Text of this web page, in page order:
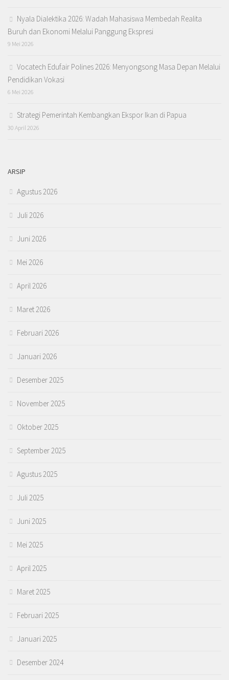
Nyala Dialektika 2026: Wadah Mahasiswa Membedah Realita
Buruh dan Ekonomi Melalui Panggung Ekspresi
9 Mei 2026
Vocatech Edufair Polines 2026: Menyongsong Masa Depan Melalui
Pendidikan Vokasi
6 Mei 2026
Strategi Pemerintah Kembangkan Ekspor Ikan di Papua
30 April 2026
ARSIP
Agustus 2026
Juli 2026
Juni 2026
Mei 2026
April 2026
Maret 2026
Februari 2026
Januari 2026
Desember 2025
November 2025
Oktober 2025
September 2025
Agustus 2025
Juli 2025
Juni 2025
Mei 2025
April 2025
Maret 2025
Februari 2025
Januari 2025
Desember 2024